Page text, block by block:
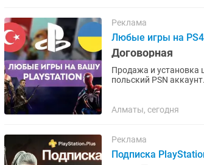
Реклама
Любые игры на
Договорная
Продажа и установка
польский PSN аккаунт. Если аккаунта нет – помогу открыть. Любые игры и подписки по
Алматы, сегодня
Реклама
Подписка